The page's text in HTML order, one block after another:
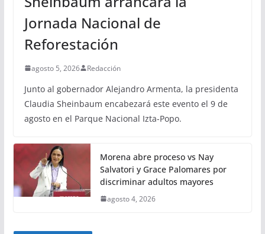
Jornada Nacional de
Reforestación
agosto 5, 2026 Redacción
Junto al gobernador Alejandro Armenta, la presidenta
Claudia Sheinbaum encabezará este evento el 9 de
agosto en el Parque Nacional Izta-Popo.
Morena abre proceso vs Nay
Salvatori y Grace Palomares por
discriminar adultos mayores
agosto 4, 2026